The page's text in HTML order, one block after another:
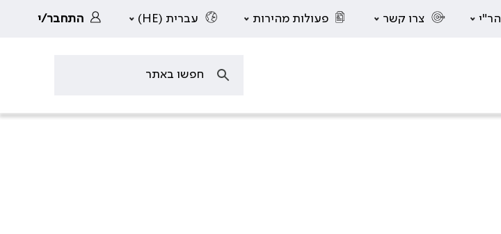
צרו קשר פעולות מהירות עברית (HE) התחבר/י